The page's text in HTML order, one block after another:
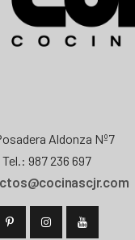
Aldonza Nº7
Tel.: 987 236 697